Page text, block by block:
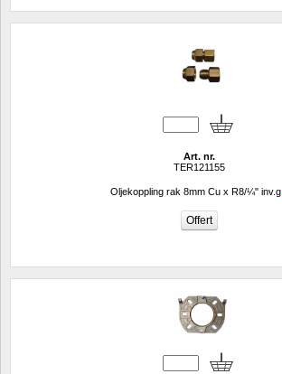
Art. nr.
TER121155
Oljekoppling rak 8mm Cu x R8/¼" inv.g